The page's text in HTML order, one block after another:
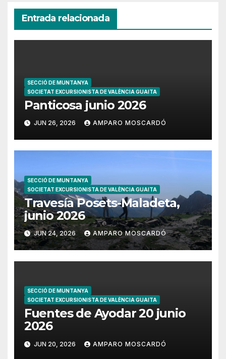
Entrada relacionada
SECCIÓ DE MUNTANYA
SOCIETAT EXCURSIONISTA DE VALÈNCIA GUAITA
Panticosa junio 2026
JUN 26, 2026 AMPARO MOSCARDÓ
SECCIÓ DE MUNTANYA
SOCIETAT EXCURSIONISTA DE VALÈNCIA GUAITA
Travesía Posets-Maladeta,
junio 2026
JUN 24, 2026 AMPARO MOSCARDÓ
SECCIÓ DE MUNTANYA
SOCIETAT EXCURSIONISTA DE VALÈNCIA GUAITA
Fuentes de Ayodar 20 junio
2026
JUN 20, 2026 AMPARO MOSCARDÓ